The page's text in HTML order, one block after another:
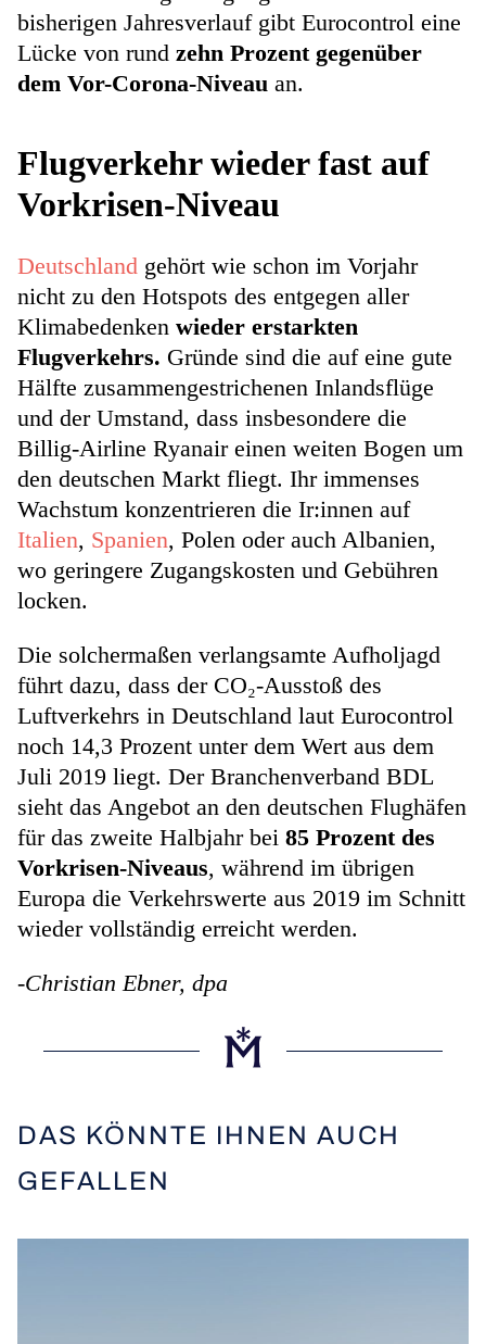
bisherigen Jahresverlauf gibt Eurocontrol eine
Lücke von rund zehn Prozent gegenüber
dem Vor-Corona-Niveau an.
Flugverkehr wieder fast auf
Vorkrisen-Niveau
Deutschland gehört wie schon im Vorjahr
nicht zu den Hotspots des entgegen aller
Klimabedenken wieder erstarkten
Flugverkehrs. Gründe sind die auf eine gute
Hälfte zusammengestrichenen Inlandsflüge
und der Umstand, dass insbesondere die
Billig-Airline Ryanair einen weiten Bogen um
den deutschen Markt fliegt. Ihr immenses
Wachstum konzentrieren die Ir:innen auf
Italien, Spanien, Polen oder auch Albanien,
wo geringere Zugangskosten und Gebühren
locken.
Die solchermaßen verlangsamte Aufholjagd
führt dazu, dass der CO₂-Ausstoß des
Luftverkehrs in Deutschland laut Eurocontrol
noch 14,3 Prozent unter dem Wert aus dem
Juli 2019 liegt. Der Branchenverband BDL
sieht das Angebot an den deutschen Flughäfen
für das zweite Halbjahr bei 85 Prozent des
Vorkrisen-Niveaus, während im übrigen
Europa die Verkehrswerte aus 2019 im Schnitt
wieder vollständig erreicht werden.
-Christian Ebner, dpa
DAS KÖNNTE IHNEN AUCH
GEFALLEN